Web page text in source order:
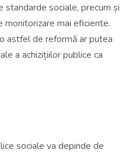
sociale, precum și
monitorizare mai eficiente.
astfel de reformă ar putea
a achizițiilor publice ca
sociale va depinde de